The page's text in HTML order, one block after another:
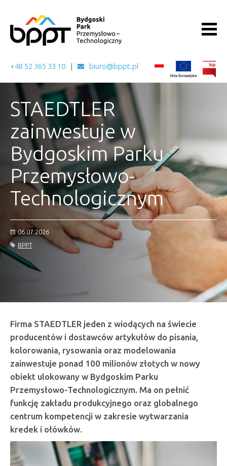
+48 52 365 33 10 biuro@bppt.pl
STAEDTLER
zainwestuje w
Bydgoskim Parku
Przemysłowo-
Technologicznym
06.07.2026
BPPT
Firma STAEDTLER jeden z wiodących na świecie
producentów i dostawców artykułów do pisania,
kolorowania, rysowania oraz modelowania
zainwestuje ponad 100 milionów złotych w nowy
obiekt ulokowany w Bydgoskim Parku
Przemysłowo-Technologicznym. Ma on pełnić
funkcję zakładu produkcyjnego oraz globalnego
centrum kompetencji w zakresie wytwarzania
kredek i ołówków.